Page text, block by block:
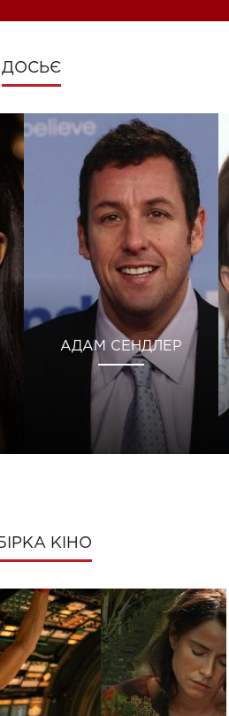
ДОСЬЄ
АДАМ СЕНДЛЕР
КІНО